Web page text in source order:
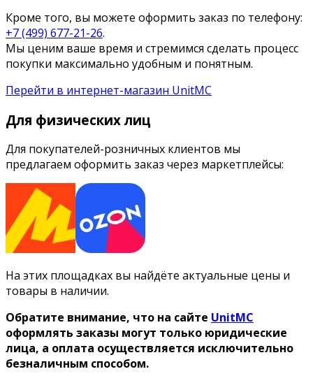
Кроме того, вы можете оформить заказ по телефону:
+7 (499) 677-21-26.
Мы ценим ваше время и стремимся сделать процесс
покупки максимально удобным и понятным.
Перейти в интернет-магазин UnitMC
Для физических лиц
Для покупателей-розничных клиентов мы
предлагаем оформить заказ через маркетплейсы:
На этих площадках вы найдёте актуальные цены и
товары в наличии.
Обратите внимание, что на сайте UnitMC
оформлять заказы могут только юридические
лица, а оплата осуществляется исключительно
безналичным способом.